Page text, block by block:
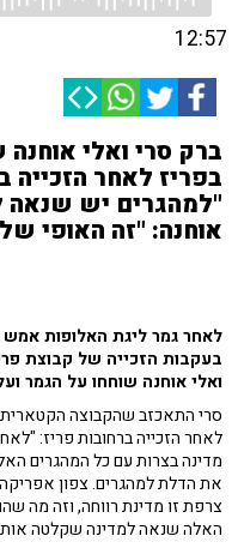
12:57
ברק סרי ואלי
בפריז לאחר הזכייה
"למהגרים יש שנאה
אוחנה: "זה האופי
לאחר גמר ליגת האלופות
בעקבות הזכייה של קבוצת
ואלי אוחנה שוחחו על הגמר
סרי התאכזב שהקבוצה
לאחר הזכייה ברחובות פריז:
מדינה בצרות עם כל המהגרים
את הדלת למהגרים. צפון
צרפת זו מדינת רווחה, וזה מה
האלה שנאה למדינה שקלטה